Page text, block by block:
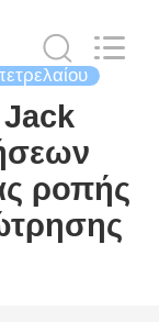
ροπής